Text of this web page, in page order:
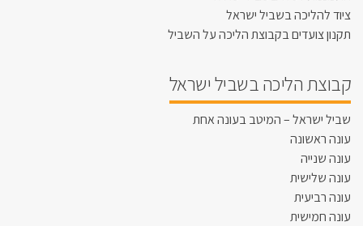
ציוד להליכה בשביל ישראל
תקנון צועדים בקבוצת הליכה על השביל
קבוצת הליכה בשביל ישראל
שביל ישראל – המיטב בעונה אחת
עונה ראשונה
עונה שנייה
עונה שלישית
עונה רביעית
עונה חמישית